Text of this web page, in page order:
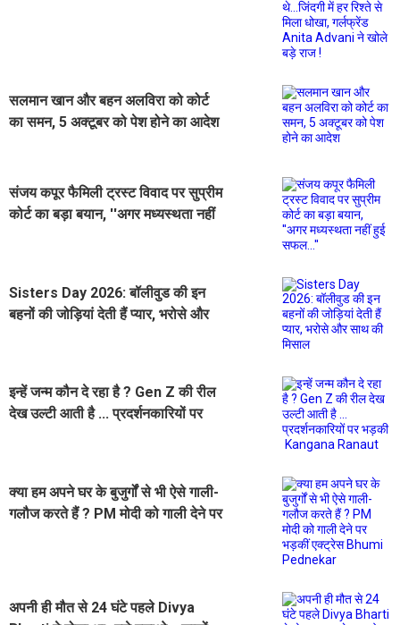
सलमान खान और बहन अलविरा को कोर्ट
का समन, 5 अक्टूबर को पेश होने का आदेश
संजय कपूर फैमिली ट्रस्ट विवाद पर सुप्रीम
कोर्ट का बड़ा बयान, ''अगर मध्यस्थता नहीं
Sisters Day 2026: बॉलीवुड की इन
बहनों की जोड़ियां देती हैं प्यार, भरोसे और
इन्हें जन्म कौन दे रहा है ? Gen Z की रील
देख उल्टी आती है ... प्रदर्शनकारियों पर
क्या हम अपने घर के बुजुर्गों से भी ऐसे गाली-
गलौज करते हैं ? PM मोदी को गाली देने पर
अपनी ही मौत से 24 घंटे पहले Divya